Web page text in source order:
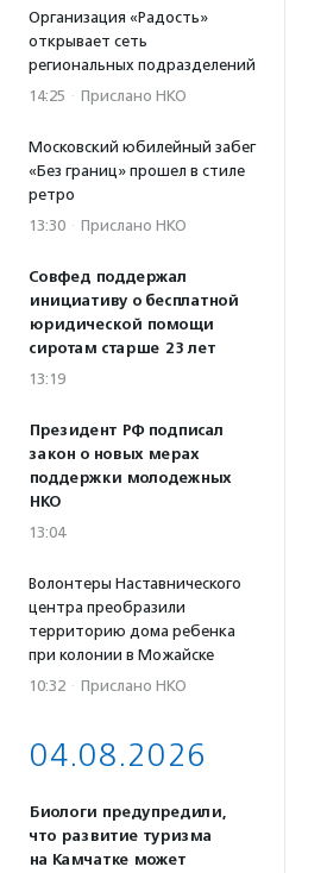
Организация «Радость»
открывает сеть
региональных подразделений
14:25 · Прислано НКО
Московский юбилейный забег
«Без границ» прошел в стиле
ретро
13:30 · Прислано НКО
Совфед поддержал
инициативу о бесплатной
юридической помощи
сиротам старше 23 лет
13:19
Президент РФ подписал
закон о новых мерах
поддержки молодежных
НКО
13:04
Волонтеры Наставнического
центра преобразили
территорию дома ребенка
при колонии в Можайске
10:32 · Прислано НКО
04.08.2026
Биологи предупредили,
что развитие туризма
на Камчатке может